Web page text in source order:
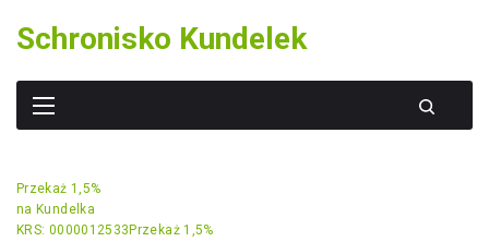
content
Schronisko Kundelek
Przekaż 1,5%
na Kundelka
KRS: 0000012533 Przekaż 1,5%